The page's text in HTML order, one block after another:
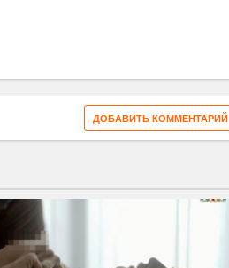
ДОБАВИТЬ КОММЕНТАРИЙ